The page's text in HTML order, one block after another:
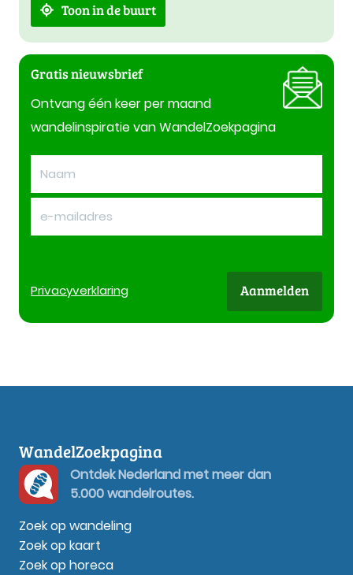
Toon in de buurt
Gratis nieuwsbrief
Ontvang één keer per maand
wandelinspiratie van WandelZoekpagina
Privacyverklaring Aanmelden
WandelZoekpagina
Ontdek Nederland met meer dan
5.000 wandelroutes.
Zoek op wandeling
Zoek op kaart
Zoek op horeca